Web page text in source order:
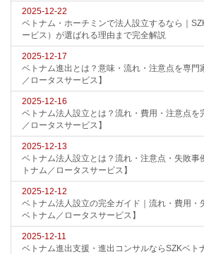
2025-12-22
ベトナム・ホーチミンで法人設立するなら｜
ービス）が選ばれる理由まで完全解説
2025-12-17
ベトナム進出とは？意味・流れ・注意点を専門
／ロータスサービス】
2025-12-16
ベトナム法人設立とは？流れ・費用・注意点を
／ロータスサービス】
2025-12-13
ベトナム法人設立とは？流れ・注意点・失敗事
トナム／ロータスサービス】
2025-12-12
ベトナム法人設立の完全ガイド｜流れ・費用・
ベトナム／ロータスサービス】
2025-12-11
ベトナム進出支援・進出コンサルならSZKベト